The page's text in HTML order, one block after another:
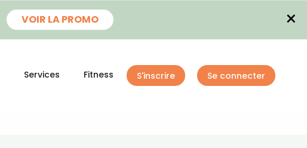
VOIR LA PROMO ×
Services Fitness S'inscrire Se connecter